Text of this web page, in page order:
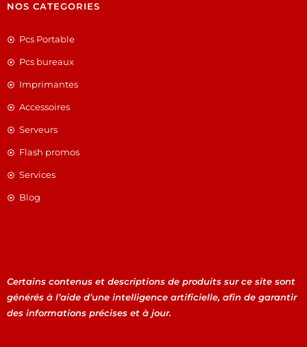
NOS CATEGORIES
Pcs Portable
Pcs bureaux
Imprimantes
Accessoires
Serveurs
Flash promos
Services
Blog
Certains contenus et descriptions de produits sur ce site sont
générés à l’aide d’une intelligence artificielle, afin de garantir
des informations précises et à jour.